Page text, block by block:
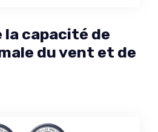
capacité de
du vent et de